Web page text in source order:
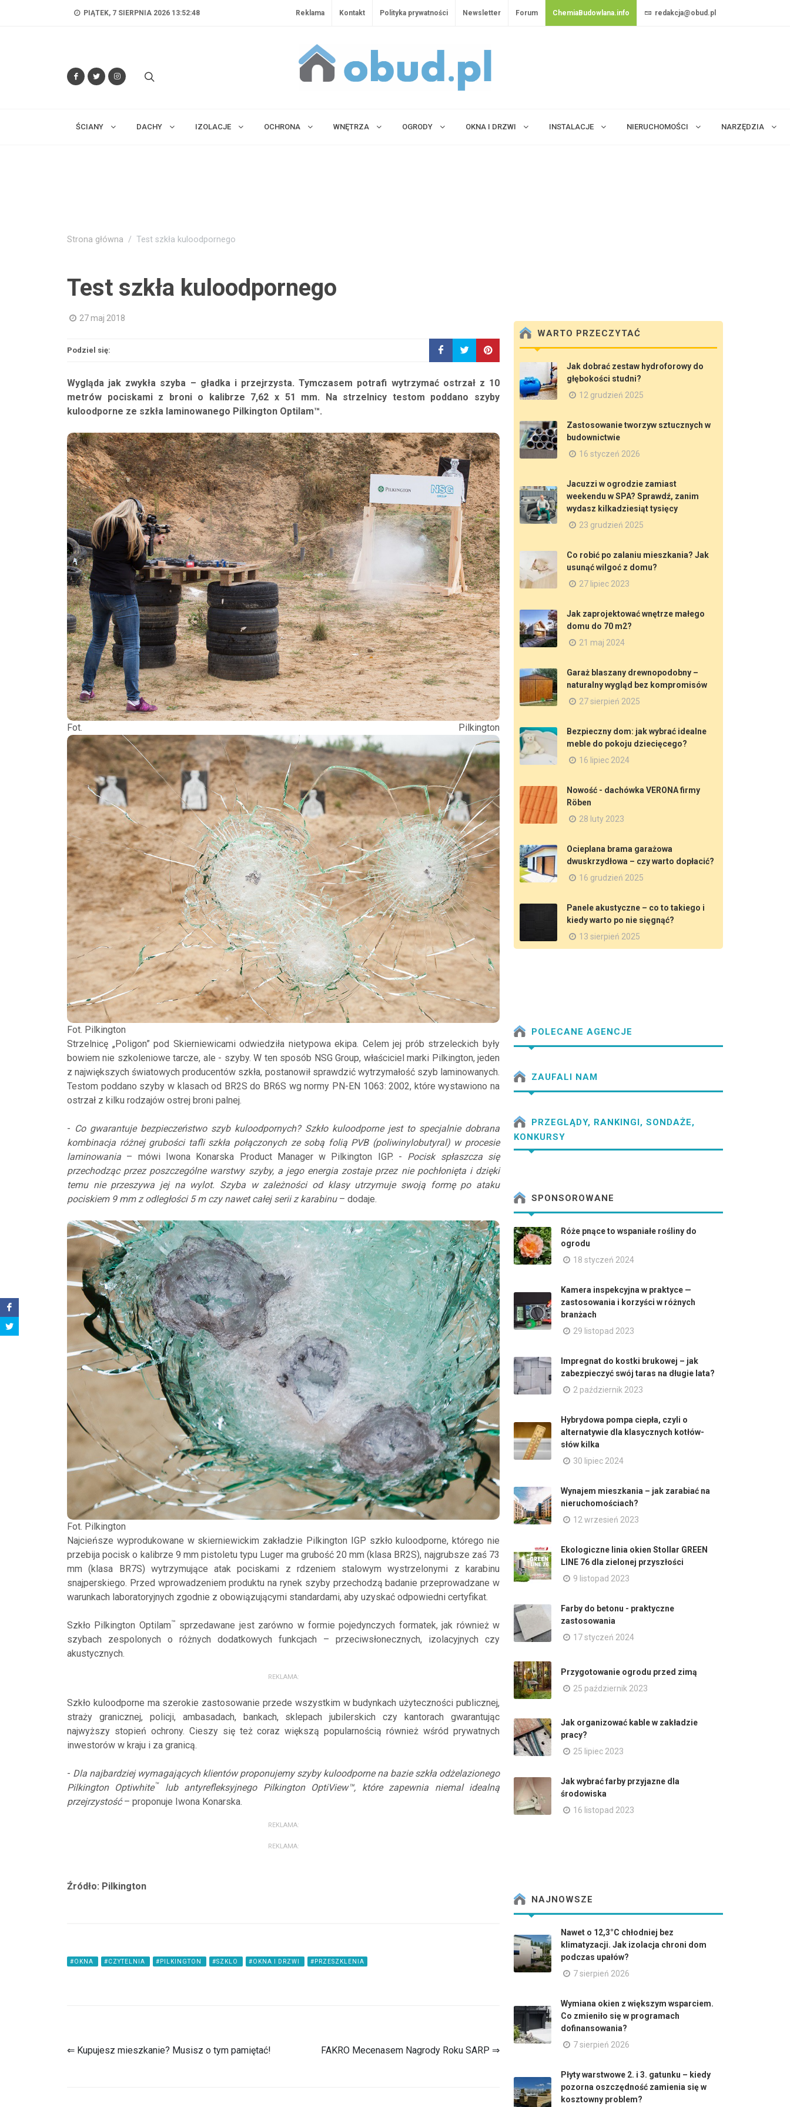
PIĄTEK, 7 SIERPNIA 2026 13:52:50 Reklama Kontakt Polityka prywatności Newsletter Forum ChemiaBudowlana.info redakcja@obud.pl
ŚCIANY DACHY IZOLACJE OCHRONA WNĘTRZA OGRODY OKNA I DRZWI INSTALACJE NIERUCHOMOŚCI NARZĘDZIA
Strona główna Test szkła kuloodpornego
Test szkła kuloodpornego
27 maj 2018
Podziel się:
Wygląda jak zwykła szyba – gładka i przejrzysta. Tymczasem potrafi wytrzymać ostrzał z 10
metrów pociskami z broni o kalibrze 7,62 x 51 mm. Na strzelnicy testom poddano szyby
kuloodporne ze szkła laminowanego Pilkington Optilam™.
Fot. Pilkington
Fot. Pilkington
Strzelnicę „Poligon” pod Skierniewicami odwiedziła nietypowa ekipa. Celem jej prób strzeleckich były
bowiem nie szkoleniowe tarcze, ale - szyby. W ten sposób NSG Group, właściciel marki Pilkington, jeden
z największych światowych producentów szkła, postanowił sprawdzić wytrzymałość szyb laminowanych.
Testom poddano szyby w klasach od BR2S do BR6S wg normy PN-EN 1063: 2002, które wystawiono na
ostrzał z kilku rodzajów ostrej broni palnej.
- Co gwarantuje bezpieczeństwo szyb kuloodpornych? Szkło kuloodporne jest to specjalnie dobrana
kombinacja różnej grubości tafli szkła połączonych ze sobą folią PVB (poliwinylobutyral) w procesie
laminowania – mówi Iwona Konarska Product Manager w Pilkington IGP. - Pocisk spłaszcza się
przechodząc przez poszczególne warstwy szyby, a jego energia zostaje przez nie pochłonięta i dzięki
temu nie przeszywa jej na wylot. Szyba w zależności od klasy utrzymuje swoją formę po ataku
pociskiem 9 mm z odległości 5 m czy nawet całej serii z karabinu– dodaje.
Fot. Pilkington
Najcieńsze wyprodukowane w skierniewickim zakładzie Pilkington IGP szkło kuloodporne, którego nie
przebija pocisk o kalibrze 9 mm pistoletu typu Luger ma grubość 20 mm (klasa BR2S), najgrubsze zaś 73
mm (klasa BR7S) wytrzymujące atak pociskami z rdzeniem stalowym wystrzelonymi z karabinu
snajperskiego. Przed wprowadzeniem produktu na rynek szyby przechodzą badanie przeprowadzane w
warunkach laboratoryjnych zgodnie z obowiązującymi standardami, aby uzyskać odpowiedni certyfikat.
Szkło Pilkington Optilam™ sprzedawane jest zarówno w formie pojedynczych formatek, jak również w
szybach zespolonych o różnych dodatkowych funkcjach – przeciwsłonecznych, izolacyjnych czy
akustycznych.
REKLAMA:
Szkło kuloodporne ma szerokie zastosowanie przede wszystkim w budynkach użyteczności publicznej,
straży granicznej, policji, ambasadach, bankach, sklepach jubilerskich czy kantorach gwarantując
najwyższy stopień ochrony. Cieszy się też coraz większą popularnością również wśród prywatnych
inwestorów w kraju i za granicą.
- Dla najbardziej wymagających klientów proponujemy szyby kuloodporne na bazie szkła odżelazionego
Pilkington Optiwhite™
lub antyrefleksyjnego Pilkington OptiView™, które zapewnia niemal idealną
przejrzystość– proponuje Iwona Konarska.
REKLAMA:
REKLAMA:
Źródło: Pilkington
#OKNA #CZYTELNIA #PILKINGTON #SZKLO #OKNA I DRZWI #PRZESZKLENIA
⇐ Kupujesz mieszkanie? Musisz o tym pamiętać! FAKRO Mecenasem Nagrody Roku SARP ⇒
WARTO PRZECZYTAĆ
Jak dobrać zestaw hydroforowy do
głębokości studni?
12 grudzień 2025
Zastosowanie tworzyw sztucznych w
budownictwie
16 styczeń 2026
Jacuzzi w ogrodzie zamiast
weekendu w SPA? Sprawdź, zanim
wydasz kilkadziesiąt tysięcy
23 grudzień 2025
Co robić po zalaniu mieszkania? Jak
usunąć wilgoć z domu?
27 lipiec 2023
Jak zaprojektować wnętrze małego
domu do 70 m2?
21 maj 2024
Garaż blaszany drewnopodobny –
naturalny wygląd bez kompromisów
27 sierpień 2025
Bezpieczny dom: jak wybrać idealne
meble do pokoju dziecięcego?
16 lipiec 2024
Nowość - dachówka VERONA firmy
Röben
28 luty 2023
Ocieplana brama garażowa
dwuskrzydłowa – czy warto dopłacić?
16 grudzień 2025
Panele akustyczne – co to takiego i
kiedy warto po nie sięgnąć?
13 sierpień 2025
POLECANE AGENCJE
ZAUFALI NAM
PRZEGLĄDY, RANKINGI, SONDAŻE,
KONKURSY
SPONSOROWANE
Róże pnące to wspaniałe rośliny do
ogrodu
18 styczeń 2024
Kamera inspekcyjna w praktyce —
zastosowania i korzyści w różnych
branżach
29 listopad 2023
Impregnat do kostki brukowej – jak
zabezpieczyć swój taras na długie lata?
2 październik 2023
Hybrydowa pompa ciepła, czyli o
alternatywie dla klasycznych kotłów-
słów kilka
30 lipiec 2024
Wynajem mieszkania – jak zarabiać na
nieruchomościach?
12 wrzesień 2023
Ekologiczne linia okien Stollar GREEN
LINE 76 dla zielonej przyszłości
9 listopad 2023
Farby do betonu - praktyczne
zastosowania
17 styczeń 2024
Przygotowanie ogrodu przed zimą
25 październik 2023
Jak organizować kable w zakładzie
pracy?
25 lipiec 2023
Jak wybrać farby przyjazne dla
środowiska
16 listopad 2023
NAJNOWSZE
Nawet o 12,3°C chłodniej bez
klimatyzacji. Jak izolacja chroni dom
podczas upałów?
7 sierpień 2026
Wymiana okien z większym wsparciem.
Co zmieniło się w programach
dofinansowania?
7 sierpień 2026
Płyty warstwowe 2. i 3. gatunku – kiedy
pozorna oszczędność zamienia się w
kosztowny problem?